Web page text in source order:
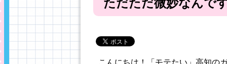
こんにちは！「モテたい」高知